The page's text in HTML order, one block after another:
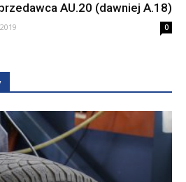
AU.20 (dawniej A.18)
0